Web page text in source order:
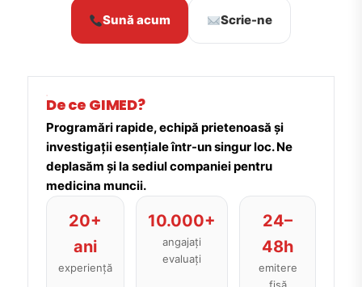
Sună acum Scrie-ne
De ce GIMED?
Programări rapide, echipă prietenoasă și
investigații esențiale într-un singur loc. Ne
deplasăm și la sediul companiei pentru
medicina muncii.
20+
ani
experiență
10.000+
angajați
evaluați
24–
48h
emitere